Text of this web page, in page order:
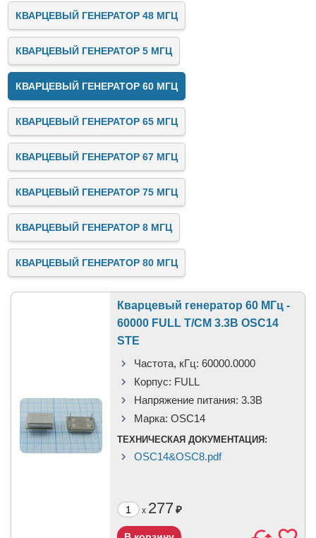
КВАРЦЕВЫЙ ГЕНЕРАТОР 48 МГЦ
КВАРЦЕВЫЙ ГЕНЕРАТОР 5 МГЦ
КВАРЦЕВЫЙ ГЕНЕРАТОР 60 МГЦ
КВАРЦЕВЫЙ ГЕНЕРАТОР 65 МГЦ
КВАРЦЕВЫЙ ГЕНЕРАТОР 67 МГЦ
КВАРЦЕВЫЙ ГЕНЕРАТОР 75 МГЦ
КВАРЦЕВЫЙ ГЕНЕРАТОР 8 МГЦ
КВАРЦЕВЫЙ ГЕНЕРАТОР 80 МГЦ
Кварцевый генератор 60 МГц -
60000 FULL T/CM 3.3В OSC14
STE
Частота, кГц: 60000.0000
Корпус: FULL
Напряжение питания: 3.3В
Марка: OSC14
ТЕХНИЧЕСКАЯ ДОКУМЕНТАЦИЯ:
OSC14&OSC8.pdf
x 277₽